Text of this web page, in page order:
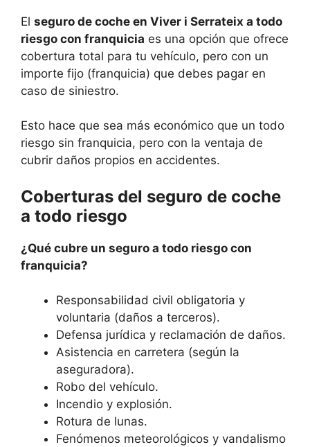
El seguro de coche en Viver i Serrateix a todo
riesgo con franquicia es una opción que ofrece
cobertura total para tu vehículo, pero con un
importe fijo (franquicia) que debes pagar en
caso de siniestro.
Esto hace que sea más económico que un todo
riesgo sin franquicia, pero con la ventaja de
cubrir daños propios en accidentes.
Coberturas del seguro de coche
a todo riesgo
¿Qué cubre un seguro a todo riesgo con
franquicia?
Responsabilidad civil obligatoria y
voluntaria (daños a terceros).
Defensa jurídica y reclamación de daños.
Asistencia en carretera (según la
aseguradora).
Robo del vehículo.
Incendio y explosión.
Rotura de lunas.
Fenómenos meteorológicos y vandalismo